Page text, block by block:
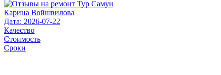
Карина Войшвилова
Дата: 2026-07-22
Качество
Стоимость
Сроки